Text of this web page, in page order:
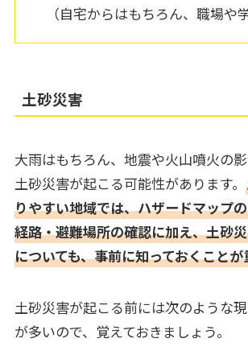
（自宅からはもちろん、職場や
土砂災害
大雨はもちろん、地震や火山噴火の影
土砂災害が起こる可能性があります。
りやすい地域では、ハザードマップ
経路・避難場所の確認に加え、土砂
についても、事前に知っておくことが
土砂災害が起こる前には次のような
が多いので、覚えておきましょう。